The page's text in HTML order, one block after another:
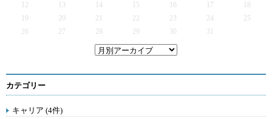
12
13 14 15 16 17
19
20 21 22 23 24
25
26
27 28 29 30 31
カテゴリー
キャリア (4件)